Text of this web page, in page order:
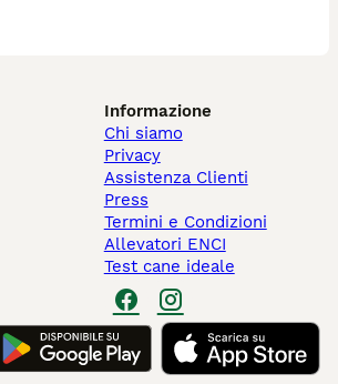
Informazione
Chi siamo
Privacy
Assistenza Clienti
Press
Termini e Condizioni
Allevatori ENCI
Test cane ideale